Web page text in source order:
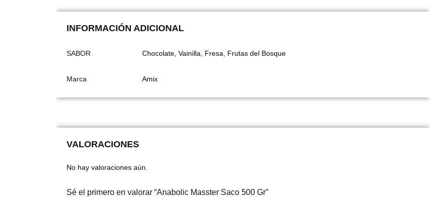
INFORMACIÓN ADICIONAL
SABOR Chocolate, Vainilla, Fresa, Frutas del Bosque
Marca Amix
VALORACIONES
No hay valoraciones aún.
Sé el primero en valorar “Anabolic Masster Saco 500 Gr”